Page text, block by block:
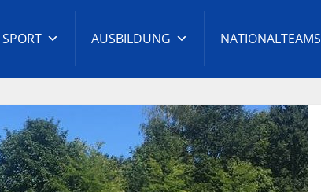
SPORT AUSBILDUNG NATIONALTEAMS